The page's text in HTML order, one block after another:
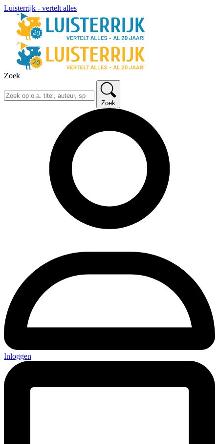
Luisterrijk - vertelt alles
Zoek
Zoek
Inloggen